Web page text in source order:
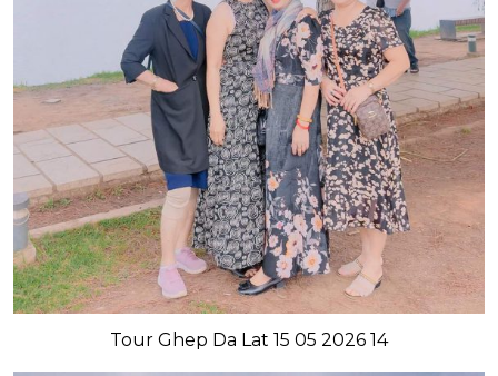
Tour Ghep Da Lat 15 05 2026 14